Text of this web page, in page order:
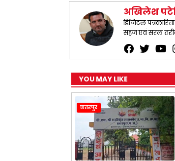
अखिलेश
डिजिटल
सहज एवं सरल
YOU MAY LIKE
छतरपुर